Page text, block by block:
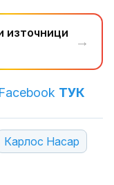
източници
→
ТУК
Карлос Насар